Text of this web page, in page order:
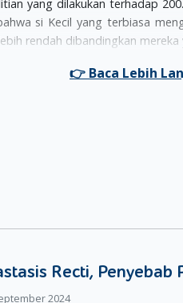
yang dilakukan terhadap
si Kecil yang terbiasa
rendah dibandingkan
makanan yang
yang sama. Maka dari itu,
si Kecil kepada jenis
hasil penelitian di atas belum
ilmuwan.Recti,
2024